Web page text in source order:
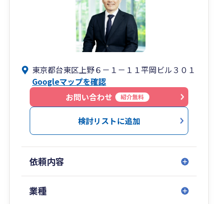
東京都台東区上野６－１－１１平岡ビル３０１
Googleマップを確認
お問い合わせ
紹介無料
検討リストに追加
依頼内容
業種